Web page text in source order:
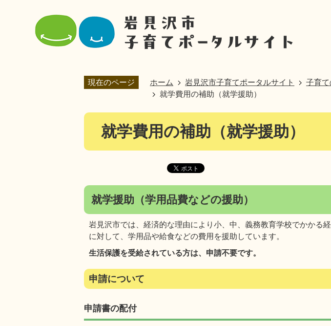
現在のページ ホーム 岩見沢市子育てポータルサイト 子育
就学費用の補助（就学援助）
就学費用の補助（就学援助）
就学援助（学用品費などの援助）
岩見沢市では、経済的な理由により小、中、義務教育学校でかかる
に対して、学用品や給食などの費用を援助しています。
生活保護を受給されている方は、申請不要です。
申請について
申請書の配付